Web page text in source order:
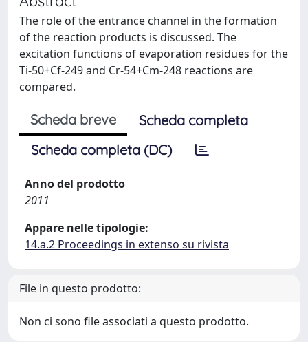
The role of the entrance channel in the formation
of the reaction products is discussed. The
excitation functions of evaporation residues for the
Ti-50+Cf-249 and Cr-54+Cm-248 reactions are
compared.
Scheda breve
Scheda completa
Scheda completa (DC)
Anno del prodotto
2011
Appare nelle tipologie:
14.a.2 Proceedings in extenso su rivista
File in questo prodotto:
Non ci sono file associati a questo prodotto.